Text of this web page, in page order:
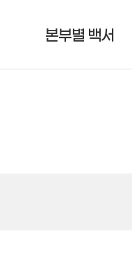
본부별 백서